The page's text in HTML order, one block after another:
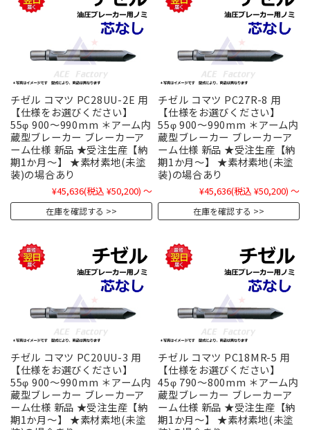
チゼル コマツ PC28UU-2E 用
【仕様をお選びください】
55φ 900～990mm ＊アーム内
蔵型ブレーカー ブレーカーア
ーム仕様 新品 ★受注生産【納
期1か月～】 ★素材素地(未塗
装)の場合あり
¥45,636(税込 ¥50,200) ～
在庫を確認する
チゼル コマツ PC27R-8 用
【仕様をお選びください】
55φ 900～990mm ＊アーム内
蔵型ブレーカー ブレーカーア
ーム仕様 新品 ★受注生産【納
期1か月～】 ★素材素地(未塗
装)の場合あり
¥45,636(税込 ¥50,200) ～
在庫を確認する
チゼル コマツ PC20UU-3 用
【仕様をお選びください】
55φ 900～990mm ＊アーム内
蔵型ブレーカー ブレーカーア
ーム仕様 新品 ★受注生産【納
期1か月～】 ★素材素地(未塗
チゼル コマツ PC18MR-5 用
【仕様をお選びください】
45φ 790～800mm ＊アーム内
蔵型ブレーカー ブレーカーア
ーム仕様 新品 ★受注生産【納
期1か月～】 ★素材素地(未塗